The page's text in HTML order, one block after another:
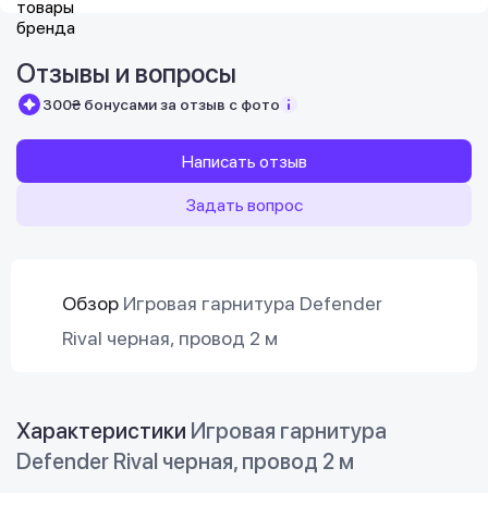
Отзывы и вопросы
300₴ бонусами за отзыв с фото
Написать отзыв
Задать вопрос
Обзор Игровая гарнитура Defender
Rival черная, провод 2 м
Характеристики Игровая гарнитура
Defender Rival черная, провод 2 м